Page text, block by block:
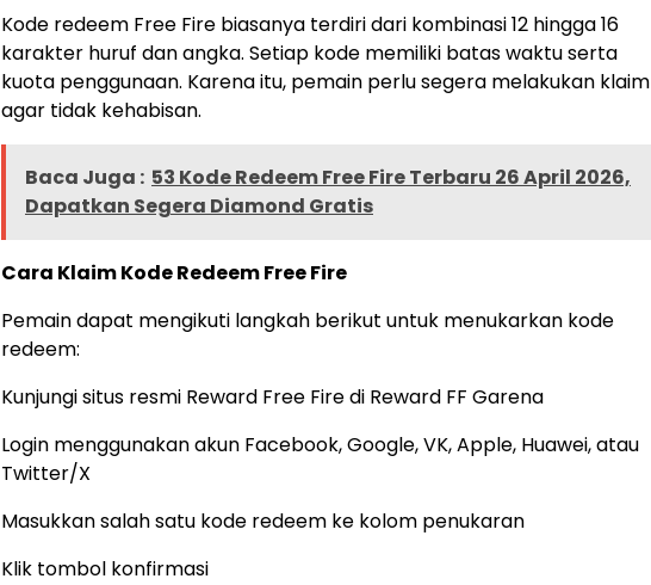
Kode redeem Free Fire biasanya terdiri dari kombinasi 12 hingga 16
karakter huruf dan angka. Setiap kode memiliki batas waktu serta
kuota penggunaan. Karena itu, pemain perlu segera melakukan klaim
agar tidak kehabisan.
Baca Juga : 53 Kode Redeem Free Fire Terbaru 26 April 2026,
Dapatkan Segera Diamond Gratis
Cara Klaim Kode Redeem Free Fire
Pemain dapat mengikuti langkah berikut untuk menukarkan kode
redeem:
Kunjungi situs resmi Reward Free Fire di Reward FF Garena
Login menggunakan akun Facebook, Google, VK, Apple, Huawei, atau
Twitter/X
Masukkan salah satu kode redeem ke kolom penukaran
Klik tombol konfirmasi